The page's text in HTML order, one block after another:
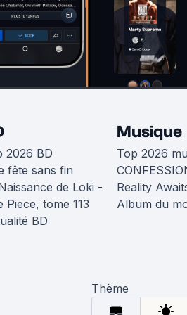
2026 BD
fête sans fin
de Loki -
Piece, tome 113
BD
Musique
Top 2026
Reality
Album du
Thème